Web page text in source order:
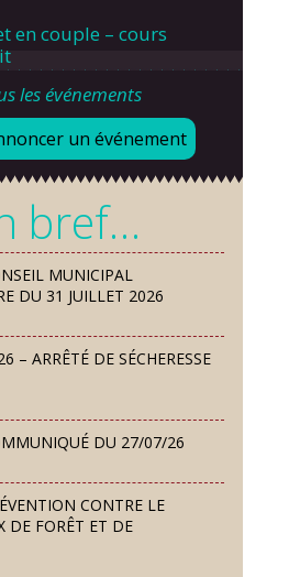
en couple – cours
chants
aux leurres (concept
du 14 septembre
Architectes des
les événements
un événement
bref…
MUNICIPAL
DU 31 JUILLET 2026
– ARRÊTÉ DE SÉCHERESSE
DU 27/07/26
CONTRE LE
DE FORÊT ET DE